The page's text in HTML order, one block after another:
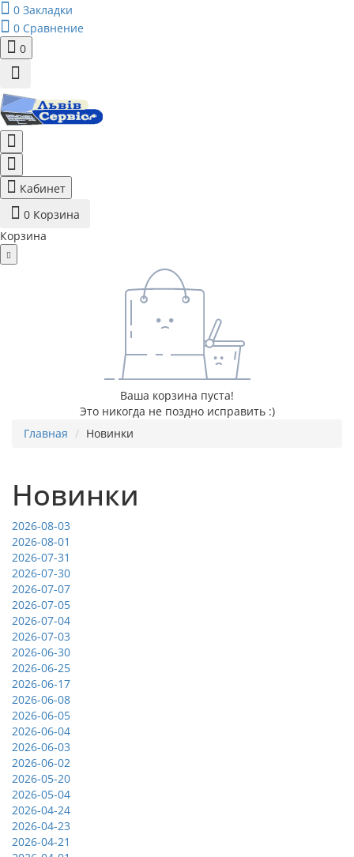
0 Закладки
0 Сравнение
0
Кабинет
0 Корзина
Корзина
Ваша корзина пуста!
Это никогда не поздно исправить :)
Главная
Новинки
Новинки
2026-08-03
2026-08-01
2026-07-31
2026-07-30
2026-07-07
2026-07-05
2026-07-04
2026-07-03
2026-06-30
2026-06-25
2026-06-17
2026-06-08
2026-06-05
2026-06-04
2026-06-03
2026-06-02
2026-05-20
2026-05-04
2026-04-24
2026-04-23
2026-04-21